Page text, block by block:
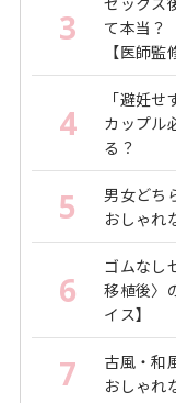
3
て本当？
【医師監
4
「避妊
カップル
る？
5
男女どち
おしゃれ
6
ゴムなし
移植後〉
イス】
7
古風・和
おしゃれ